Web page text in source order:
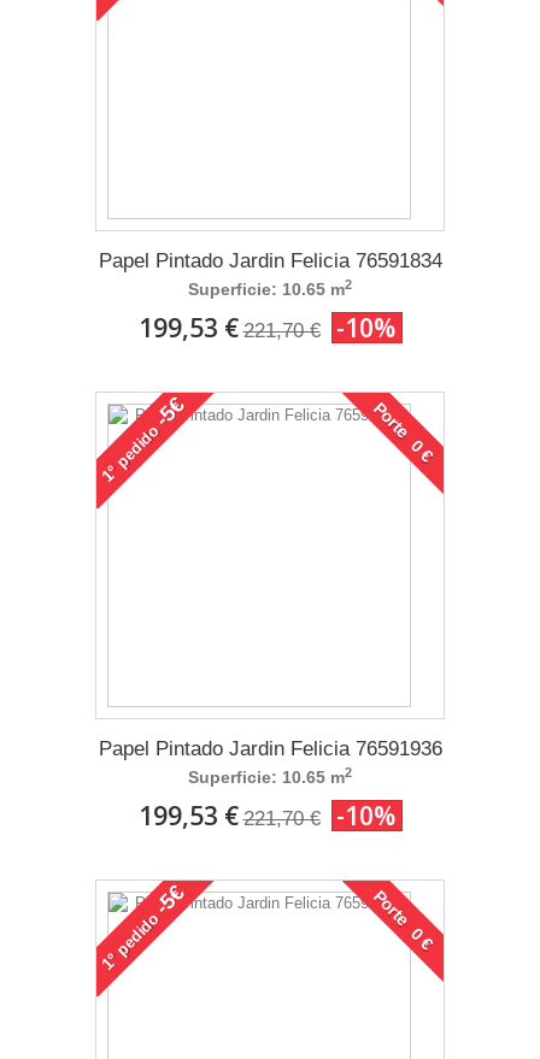
Papel Pintado Jardin Felicia 76591834
Superficie: 10.65 m2
199,53 € 221,70 € -10%
1°
pedido
-5€ Porte 0 €
Papel Pintado Jardin Felicia 76591936
Superficie: 10.65 m2
199,53 € 221,70 € -10%
1°
pedido
-5€ Porte 0 €